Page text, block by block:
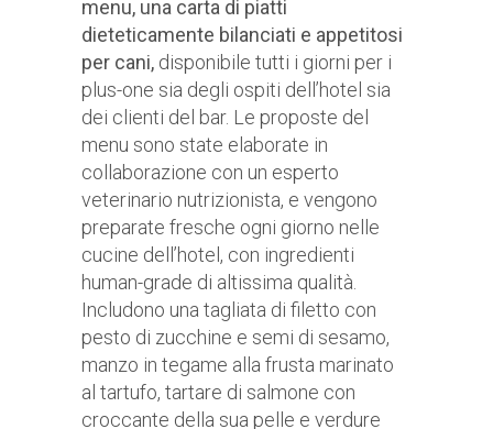
menu, una carta di piatti
dieteticamente bilanciati e appetitosi
per cani, disponibile tutti i giorni per i
plus-one sia degli ospiti dell’hotel sia
dei clienti del bar. Le proposte del
menu sono state elaborate in
collaborazione con un esperto
veterinario nutrizionista, e vengono
preparate fresche ogni giorno nelle
cucine dell’hotel, con ingredienti
human-grade di altissima qualità.
Includono una tagliata di filetto con
pesto di zucchine e semi di sesamo,
manzo in tegame alla frusta marinato
al tartufo, tartare di salmone con
croccante della sua pelle e verdure